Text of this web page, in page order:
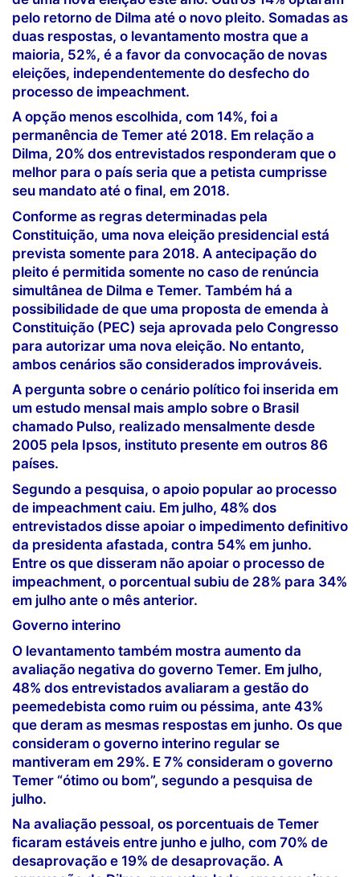
pelo retorno de Dilma até o novo pleito. Somadas as
duas respostas, o levantamento mostra que a
maioria, 52%, é a favor da convocação de novas
eleições, independentemente do desfecho do
processo de impeachment.
A opção menos escolhida, com 14%, foi a
permanência de Temer até 2018. Em relação a
Dilma, 20% dos entrevistados responderam que o
melhor para o país seria que a petista cumprisse
seu mandato até o final, em 2018.
Conforme as regras determinadas pela
Constituição, uma nova eleição presidencial está
prevista somente para 2018. A antecipação do
pleito é permitida somente no caso de renúncia
simultânea de Dilma e Temer. Também há a
possibilidade de que uma proposta de emenda à
Constituição (PEC) seja aprovada pelo Congresso
para autorizar uma nova eleição. No entanto,
ambos cenários são considerados improváveis.
A pergunta sobre o cenário político foi inserida em
um estudo mensal mais amplo sobre o Brasil
chamado Pulso, realizado mensalmente desde
2005 pela Ipsos, instituto presente em outros 86
países.
Segundo a pesquisa, o apoio popular ao processo
de impeachment caiu. Em julho, 48% dos
entrevistados disse apoiar o impedimento definitivo
da presidenta afastada, contra 54% em junho.
Entre os que disseram não apoiar o processo de
impeachment, o porcentual subiu de 28% para 34%
em julho ante o mês anterior.
Governo interino
O levantamento também mostra aumento da
avaliação negativa do governo Temer. Em julho,
48% dos entrevistados avaliaram a gestão do
peemedebista como ruim ou péssima, ante 43%
que deram as mesmas respostas em junho. Os que
consideram o governo interino regular se
mantiveram em 29%. E 7% consideram o governo
Temer “ótimo ou bom”, segundo a pesquisa de
julho.
Na avaliação pessoal, os porcentuais de Temer
ficaram estáveis entre junho e julho, com 70% de
desaprovação e 19% de desaprovação. A